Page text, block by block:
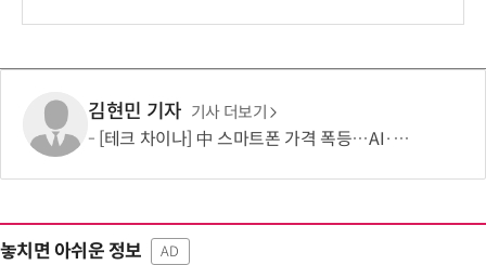
보
김현민 기자 기사 더보기
[테크 차이나] 中 스마트폰 가격 폭등…AI·5G로 모바일 산업 패러다임 전환 모색
놓치면 아쉬운 정보 AD